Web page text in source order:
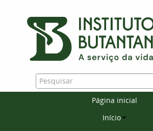
Página inicial
Início